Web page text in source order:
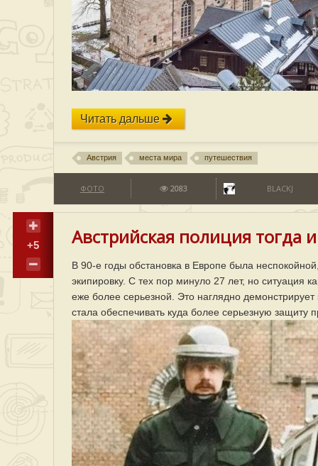
Читать дальше
Австрия места мира путешествия
ФОТО 2083 BLACKJ
+5 Австрийская полиция тогда
В 90-е годы обстановка в Европе была
экипировку. С тех пор минуло 27 лет, но ситуация
еже более серьезной. Это наглядно
стала обеспечивать куда более серьезную защиту